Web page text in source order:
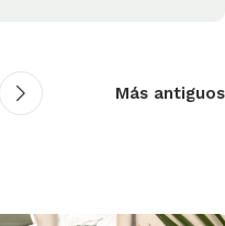
Más antiguos